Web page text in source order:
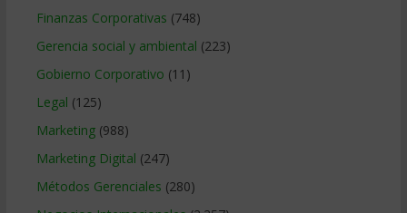
Finanzas Corporativas (748)
Gerencia social y ambiental (223)
Gobierno Corporativo (11)
Legal (125)
Marketing(988)
Marketing Digital (247)
Métodos Gerenciales (280)